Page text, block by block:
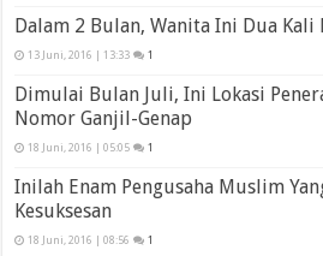
Dalam 2 Bulan, Wanita Ini Dua
13 Juni, 2016 | 13:33 1
Dimulai Bulan Juli, Ini Lokasi
Nomor Ganjil-Genap
18 Juni, 2016 | 05:05 1
Inilah Enam Pengusaha Muslim
Kesuksesan
18 Juni, 2016 | 08:56 1